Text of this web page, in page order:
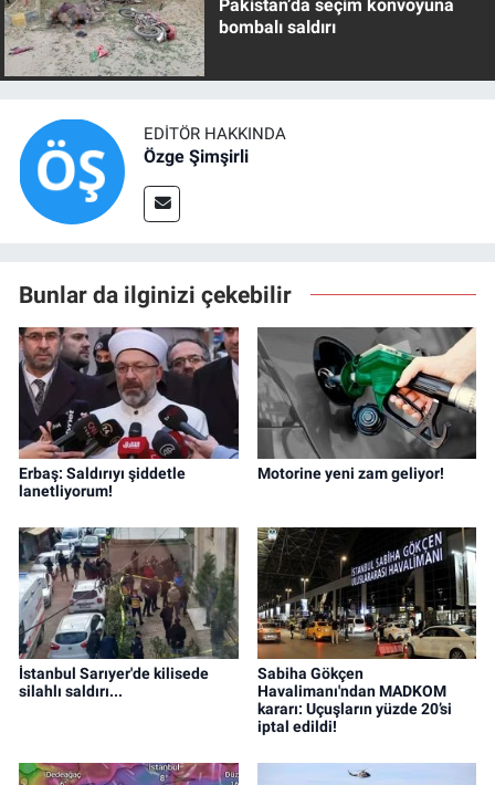
Pakistan’da seçim konvoyuna
bombalı saldırı
EDITÖR HAKKINDA
Özge Şimşirli
Bunlar da ilginizi çekebilir
Erbaş: Saldırıyı şiddetle
lanetliyorum!
Motorine yeni zam geliyor!
İstanbul Sarıyer'de kilisede
silahlı saldırı...
Sabiha Gökçen
Havalimanı'ndan MADKOM
kararı: Uçuşların yüzde 20’si
iptal edildi!